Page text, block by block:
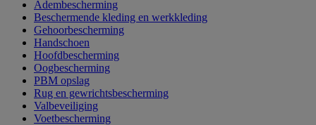
Adembescherming
Beschermende kleding en werkkleding
Gehoorbescherming
Handschoen
Hoofdbescherming
Oogbescherming
PBM opslag
Rug en gewrichtsbescherming
Valbeveiliging
Voetbescherming